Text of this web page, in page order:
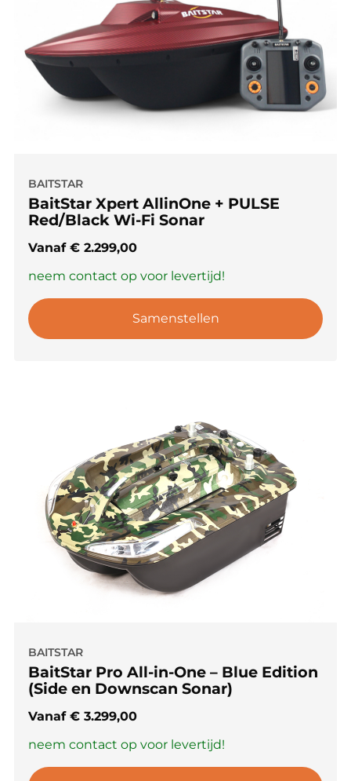
BAITSTAR
BaitStar Xpert AllinOne + PULSE
Red/Black Wi-Fi Sonar
Vanaf € 2.299,00
neem contact op voor levertijd!
Samenstellen
BAITSTAR
BaitStar Pro All-in-One – Blue Edition
(Side en Downscan Sonar)
Vanaf € 3.299,00
neem contact op voor levertijd!